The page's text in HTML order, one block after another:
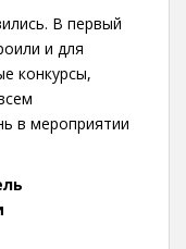
В первый
и для
конкурсы,
в мероприятии